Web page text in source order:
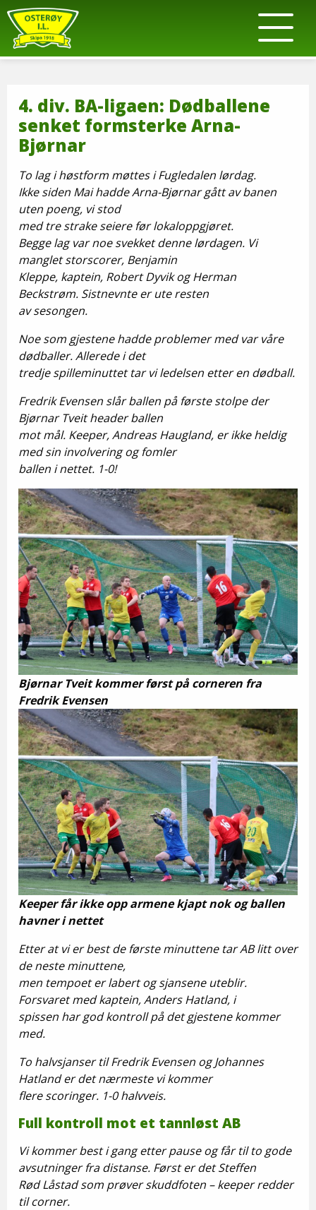
4. div. BA-ligaen: Dødballene
senket formsterke Arna-
Bjørnar
To lag i høstform møttes i Fugledalen lørdag.
Ikke siden Mai hadde Arna-Bjørnar gått av banen
uten poeng, vi stod
med tre strake seiere før lokaloppgjøret.
Begge lag var noe svekket denne lørdagen. Vi
manglet storscorer, Benjamin
Kleppe, kaptein, Robert Dyvik og Herman
Beckstrøm. Sistnevnte er ute resten
av sesongen.
Noe som gjestene hadde problemer med var våre
dødballer. Allerede i det
tredje spilleminuttet tar vi ledelsen etter en dødball.
Fredrik Evensen slår ballen på første stolpe der
Bjørnar Tveit header ballen
mot mål. Keeper, Andreas Haugland, er ikke heldig
med sin involvering og fomler
ballen i nettet. 1-0!
Bjørnar Tveit kommer først på corneren fra
Fredrik Evensen
Keeper får ikke opp armene kjapt nok og ballen
havner i nettet
Etter at vi er best de første minuttene tar AB litt over
de neste minuttene,
men tempoet er labert og sjansene uteblir.
Forsvaret med kaptein, Anders Hatland, i
spissen har god kontroll på det gjestene kommer
med.
To halvsjanser til Fredrik Evensen og Johannes
Hatland er det nærmeste vi kommer
flere scoringer. 1-0 halvveis.
Full kontroll mot et tannløst AB
Vi kommer best i gang etter pause og får til to gode
avsutninger fra distanse. Først er det Steffen
Rød Låstad som prøver skuddfoten – keeper redder
til corner.